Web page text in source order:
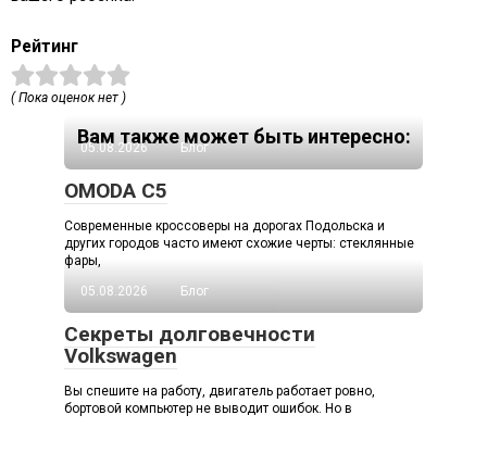
Рейтинг
( Пока оценок нет )
Вам также может быть интересно:
05.08.2026 Блог
OMODA C5
Современные кроссоверы на дорогах Подольска и
других городов часто имеют схожие черты: стеклянные
фары,
05.08.2026
Блог
Секреты долговечности
Volkswagen
Вы спешите на работу, двигатель работает ровно,
бортовой компьютер не выводит ошибок. Но в